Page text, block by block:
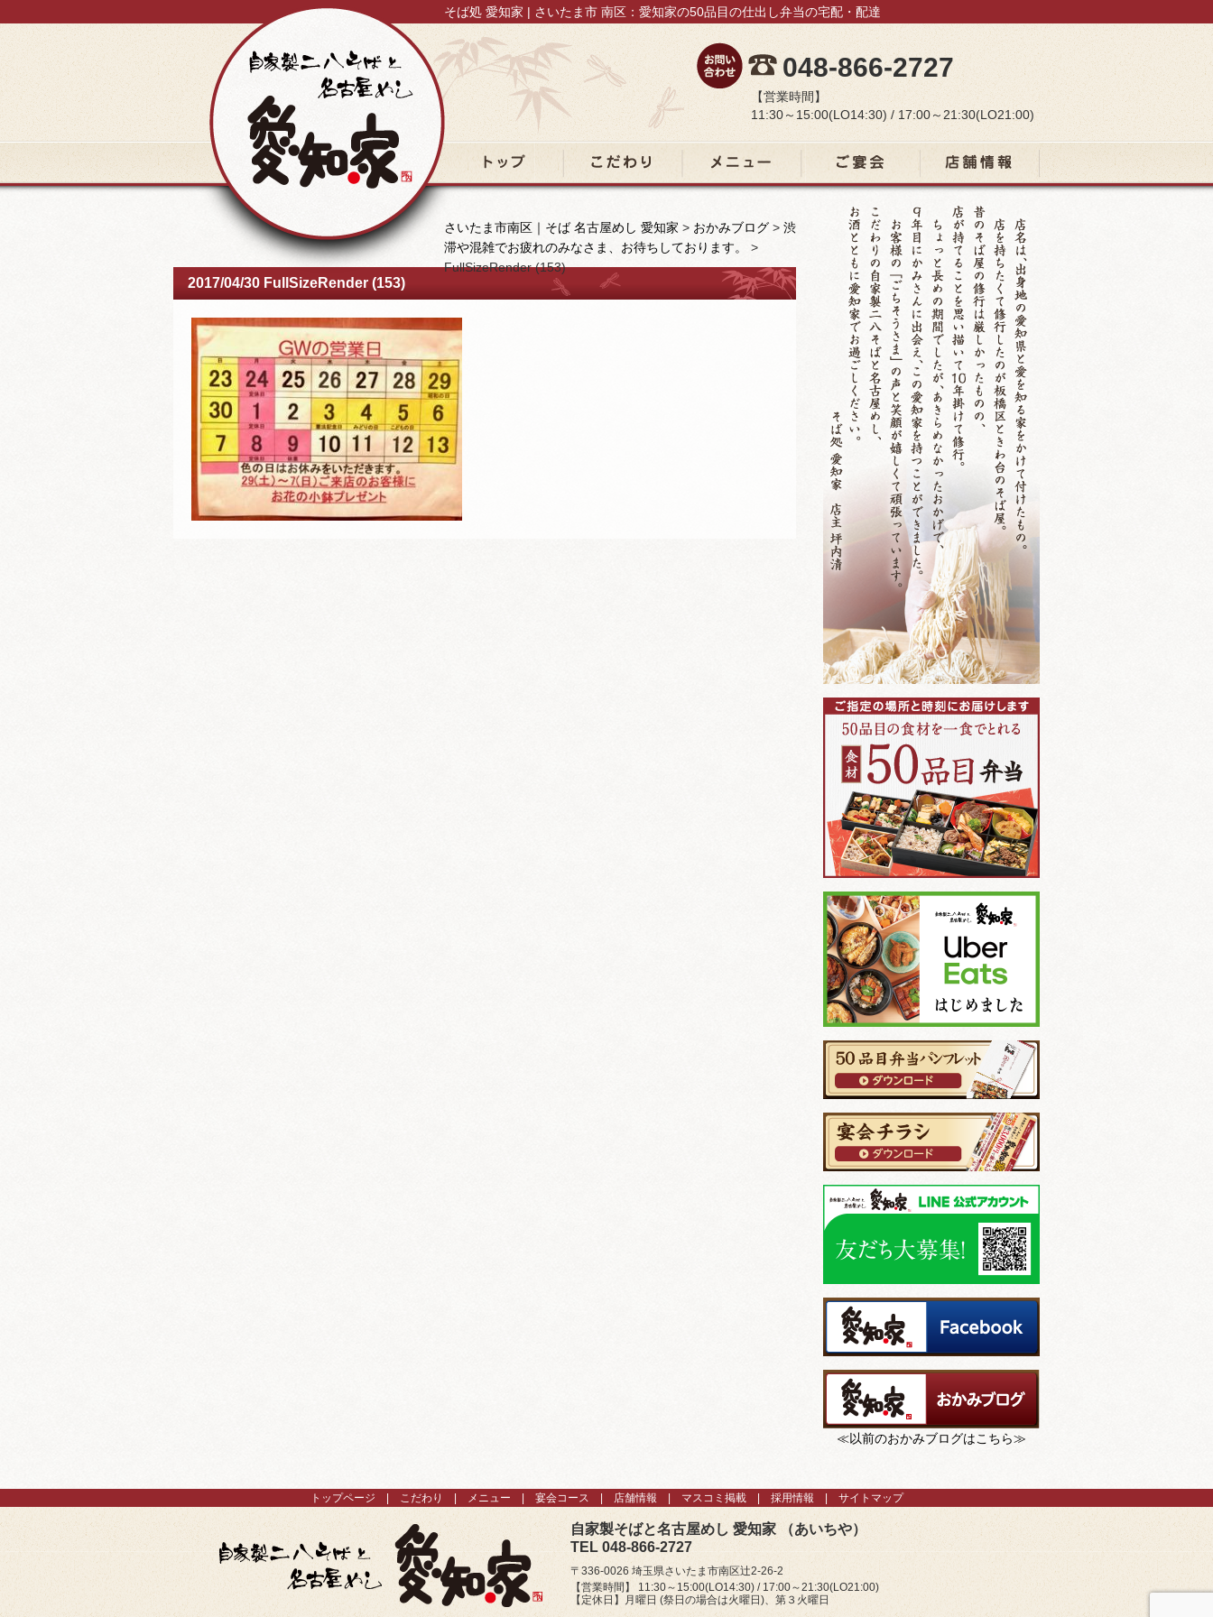
そば処 愛知家 | さいたま市 南区：愛知家の50品目の仕出し弁当の宅配・配達
048-866-2727
【営業時間】
11:30～15:00(LO14:30) / 17:00～21:30(LO21:00)
≪以前のおかみブログはこちら≫
さいたま市南区｜そば 名古屋めし 愛知家 > おかみブログ > 渋
滞や混雑でお疲れのみなさま、お待ちしております。
>
FullSizeRender (153)
2017/04/30 FullSizeRender (153)
トップページ こだわり メニュー 宴会コース 店舗情報 マスコミ掲載 採用情報 サイトマップ
自家製そばと名古屋めし 愛知家 （あいちや）
TEL 048-866-2727
〒336-0026 埼玉県さいたま市南区辻2-26-2
【営業時間】 11:30～15:00(LO14:30) / 17:00～21:30(LO21:00)
【定休日】月曜日 (祭日の場合は火曜日)、第３火曜日